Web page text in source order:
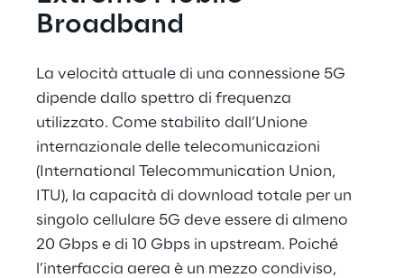
Broadband
La velocità attuale di una connessione 5G
dipende dallo spettro di frequenza
utilizzato. Come stabilito dall’Unione
internazionale delle telecomunicazioni
(International Telecommunication Union,
ITU), la capacità di download totale per un
singolo cellulare 5G deve essere di almeno
20 Gbps e di 10 Gbps in upstream. Poiché
l’interfaccia aerea è un mezzo condiviso,